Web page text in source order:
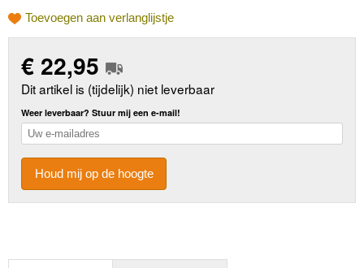
Toevoegen aan verlanglijstje
€ 22,95
Dit artikel is (tijdelijk) niet leverbaar
Weer leverbaar? Stuur mij een e-mail!
Houd mij op de hoogte